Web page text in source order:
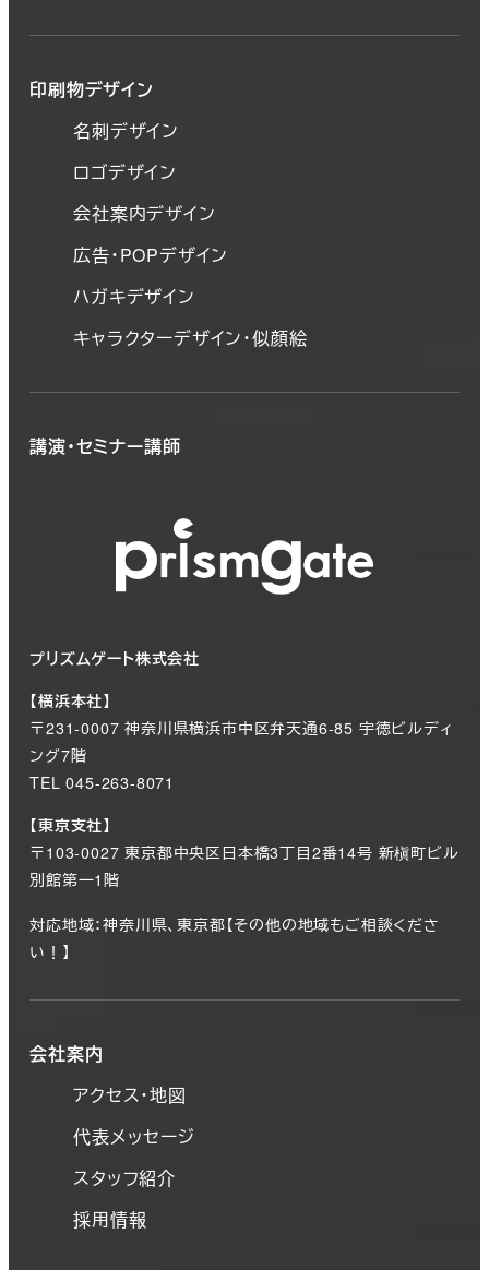
印刷物デザイン
名刺デザイン
ロゴデザイン
会社案内デザイン
広告・POPデザイン
ハガキデザイン
キャラクターデザイン・似顔絵
講演・セミナー講師
プリズムゲート株式会社
【横浜本社】
〒231-0007 神奈川県横浜市中区弁天通6-85 宇徳ビルディ
ング7階
TEL 045-263-8071
【東京支社】
〒103-0027 東京都中央区日本橋3丁目2番14号 新槇町ビル
別館第一1階
対応地域：神奈川県、東京都【その他の地域もご相談くださ
い！】
会社案内
アクセス・地図
代表メッセージ
スタッフ紹介
採用情報